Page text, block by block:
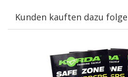
Kunden kauften dazu